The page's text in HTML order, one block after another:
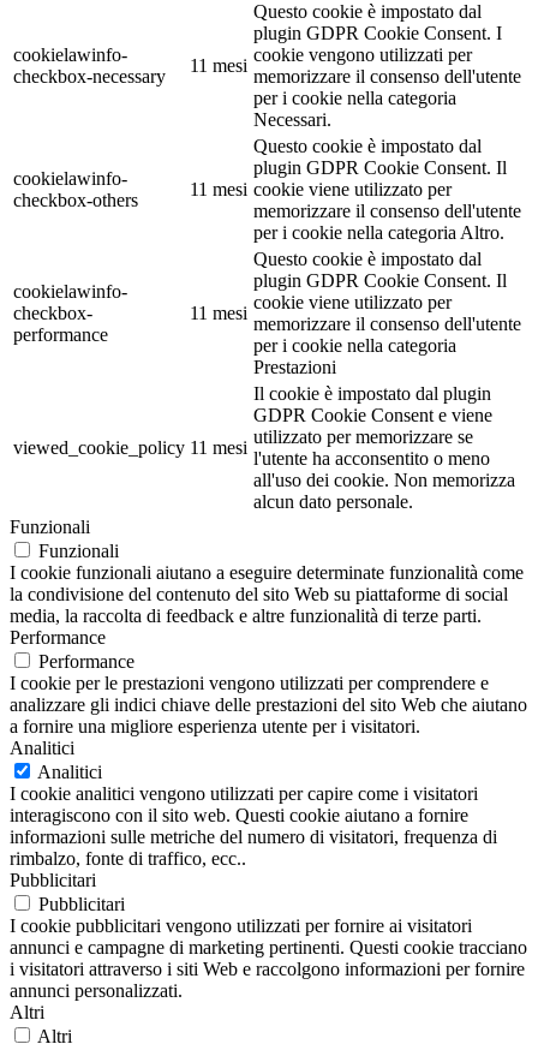
cookielawinfo-
checkbox-necessary
11 mesi
Questo cookie è impostato dal
plugin GDPR Cookie Consent. I
cookie vengono utilizzati per
memorizzare il consenso dell'utente
per i cookie nella categoria
Necessari.
cookielawinfo-
checkbox-others
11 mesi
Questo cookie è impostato dal
plugin GDPR Cookie Consent. Il
cookie viene utilizzato per
memorizzare il consenso dell'utente
per i cookie nella categoria Altro.
cookielawinfo-
checkbox-
performance
11 mesi
Questo cookie è impostato dal
plugin GDPR Cookie Consent. Il
cookie viene utilizzato per
memorizzare il consenso dell'utente
per i cookie nella categoria
Prestazioni
viewed_cookie_policy 11 mesi
Il cookie è impostato dal plugin
GDPR Cookie Consent e viene
utilizzato per memorizzare se
l'utente ha acconsentito o meno
all'uso dei cookie. Non memorizza
alcun dato personale.
Funzionali
Funzionali
I cookie funzionali aiutano a eseguire determinate funzionalità come
la condivisione del contenuto del sito Web su piattaforme di social
media, la raccolta di feedback e altre funzionalità di terze parti.
Performance
Performance
I cookie per le prestazioni vengono utilizzati per comprendere e
analizzare gli indici chiave delle prestazioni del sito Web che aiutano
a fornire una migliore esperienza utente per i visitatori.
Analitici
Analitici
I cookie analitici vengono utilizzati per capire come i visitatori
interagiscono con il sito web. Questi cookie aiutano a fornire
informazioni sulle metriche del numero di visitatori, frequenza di
rimbalzo, fonte di traffico, ecc..
Pubblicitari
Pubblicitari
I cookie pubblicitari vengono utilizzati per fornire ai visitatori
annunci e campagne di marketing pertinenti. Questi cookie tracciano
i visitatori attraverso i siti Web e raccolgono informazioni per fornire
annunci personalizzati.
Altri
Altri